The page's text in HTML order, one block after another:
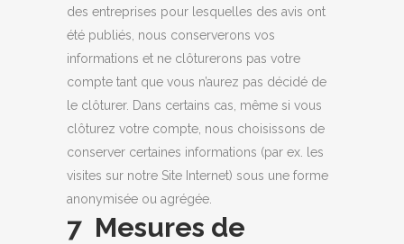
des entreprises pour lesquelles des avis ont
été publiés, nous conserverons vos
informations et ne clôturerons pas votre
compte tant que vous n’aurez pas décidé de
le clôturer. Dans certains cas, même si vous
clôturez votre compte, nous choisissons de
conserver certaines informations (par ex. les
visites sur notre Site Internet) sous une forme
anonymisée ou agrégée.
7 Mesures de